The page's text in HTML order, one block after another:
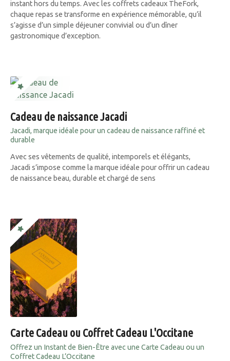
instant hors du temps. Avec les coffrets cadeaux TheFork,
chaque repas se transforme en expérience mémorable, qu’il
s’agisse d’un simple déjeuner convivial ou d’un dîner
gastronomique d’exception.
Cadeau de naissance Jacadi
Jacadi, marque idéale pour un cadeau de naissance raffiné et
durable
Avec ses vêtements de qualité, intemporels et élégants,
Jacadi s’impose comme la marque idéale pour offrir un cadeau
de naissance beau, durable et chargé de sens
Carte Cadeau ou Coffret Cadeau L'Occitane
Offrez un Instant de Bien-Être avec une Carte Cadeau ou un
Coffret Cadeau L’Occitane